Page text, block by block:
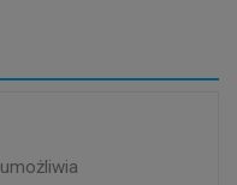
umożliwia